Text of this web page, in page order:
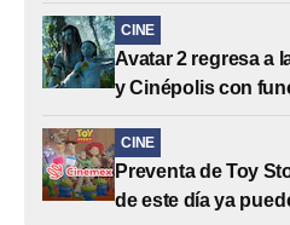
CINE
Avatar 2 regresa a
y Cinépolis con
CINE
Preventa de Toy
de este día ya